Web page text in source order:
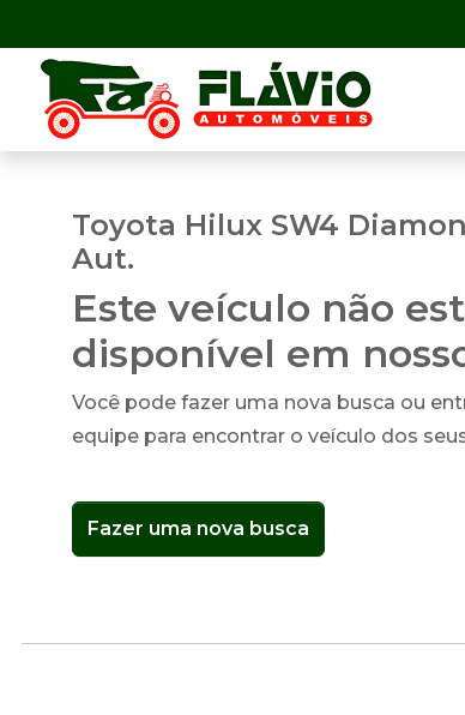
Toyota Hilux SW4
Aut.
Este veículo não
disponível em
Você pode fazer uma nova busca ou
equipe para encontrar o veículo dos
Fazer uma nova busca